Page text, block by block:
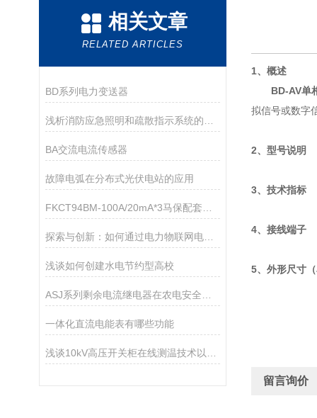
相关文章
RELATED ARTICLES
BD系列电力变送器
BA交流电流传感器
故障电弧在分布式光伏电站的应用
探索与创新：如何通过电力物联网电表改革传统用电模式
浅谈如何创建水电节约型高校
一体化直流电能表有哪些功能
1、概述
BD-AV单
拟信号或数字
2、型号说明
3、技术指标
4、接线端子
5、外形尺寸
留言询价